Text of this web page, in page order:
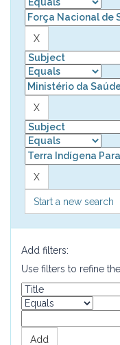
Start a new search
Add filters:
Use filters to refine